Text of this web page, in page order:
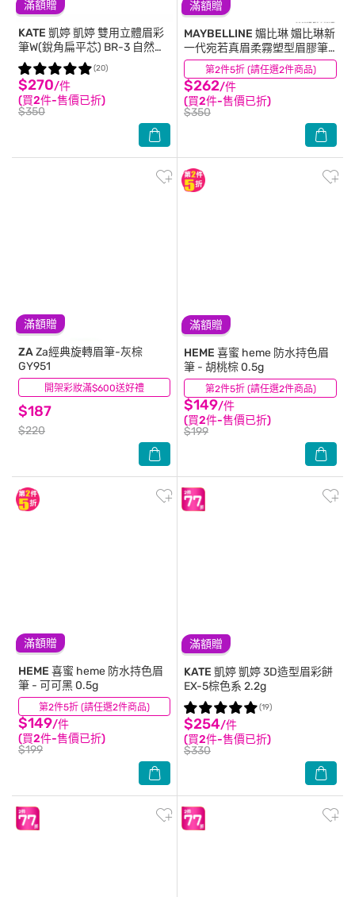
滿額贈
KATE 凱婷凱婷 雙用立體眉彩
筆W(銳角扁平芯) BR-3 自然棕
0.5g
$270/件
(買2件-售價已折)
$350
(20)
滿額贈
第2件5折 (請任選2件商品)
MAYBELLINE 媚比琳媚比琳新
一代宛若真眉柔霧塑型眉膠筆
暖茶棕 0.2g #革命性眉粉筆
$262/件
(買2件-售價已折)
$350
(23)
滿額贈
開架彩妝滿$600送好禮
ZAZa經典旋轉眉筆-灰棕
GY951
$187
$220
(8)
滿額贈
第2件5折 (請任選2件商品)
HEME 喜蜜 heme 防水持色眉
筆 - 胡桃棕 0.5g
$149/件
(買2件-售價已折)
$199
(14)
滿額贈
第2件5折 (請任選2件商品)
HEME 喜蜜 heme 防水持色眉
筆 - 可可黑 0.5g
$149/件
(買2件-售價已折)
$199
(17)
滿額贈
KATE 凱婷凱婷 3D造型眉彩餅
EX-5棕色系 2.2g
$254/件
(買2件-售價已折)
$330
(19)